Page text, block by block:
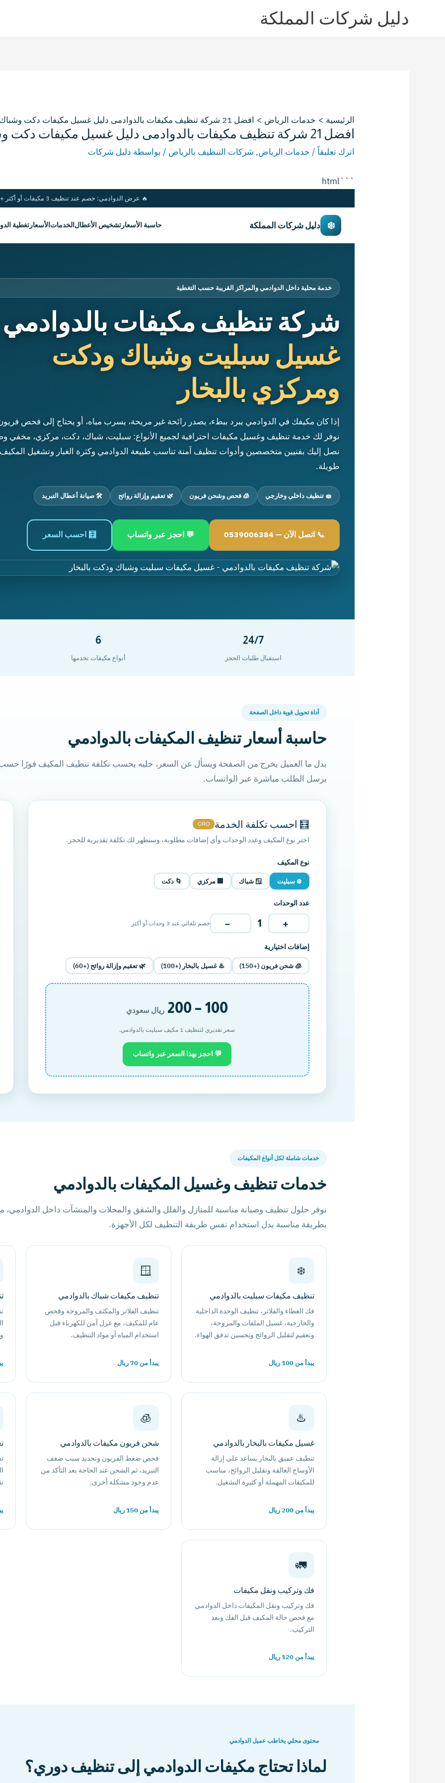
المحتوى
دليل شركات المملكة
الرئيسية خدمات الرياض افضل 21 شركة تنظيف مكيفات بالدوادمى دليل غسيل مكيفات دكت وشباك بالدوادمى
افضل 21 شركة تنظيف مكيفات بالدوادمى دليل غسيل مكيفات دكت وشباك بالدوادمى
اترك تعليقاً/ خدمات الرياض, شركات التنظيف بالرياض / بواسطة دليل شركات
```html
🔥 عرض الدوادمي: خصم عند تنظيف 3 مكيفات أو أكثر + فحص مبدئي لحالة التبريد قبل بدء العمل
❄️ دليل شركات المملكة حاسبة الأسعارتشخيص الأعطالالخدماتالأسعارتغطية
خدمة محلية داخل الدوادمي والمراكز القريبة حسب التغطية
شركة تنظيف مكيفات بالدوادمي
غسيل سبليت وشباك ودكت
ومركزي بالبخار
إذا كان مكيفك في الدوادمي يبرد ببطء، يصدر رائحة غير مريحة، يسرب مياه، أو يحتاج إلى فحص
نوفر لك خدمة تنظيف وغسيل مكيفات احترافية لجميع الأنواع: سبليت، شباك، دكت، مركزي، مخفي
نصل إليك بفنيين متخصصين وأدوات تنظيف آمنة تناسب طبيعة الدوادمي وكثرة الغبار وتشغيل
طويلة.
🧽 تنظيف داخلي وخارجي 🧊 فحص وشحن فريون 🌿 تعقيم وإزالة روائح 🛠️ صيانة أعطال التبريد
📞 اتصل الآن — 0539006384 💬 احجز عبر واتساب 🧮 احسب السعر
24/7
استقبال طلبات الحجز
6
أنواع مكيفات نخدمها
أداة تحويل قوية داخل الصفحة
حاسبة أسعار تنظيف المكيفات بالدوادمي
بدل ما العميل يخرج من الصفحة ويسأل عن السعر، خليه يحسب تكلفة تنظيف المكيف فورًا حسب
يرسل الطلب مباشرة عبر الواتساب.
🧮 احسب تكلفة الخدمة CRO
اختر نوع المكيف وعدد الوحدات وأي إضافات مطلوبة، وستظهر لك تكلفة تقديرية للحجز.
نوع المكيف
❄️ سبليت 🪟 شباك 🏢 مركزي 🌀 دكت
عدد الوحدات
+
1
− خصم تلقائي عند 3 وحدات أو أكثر
إضافات اختيارية
🧊 شحن فريون (+150) ♨️ غسيل بالبخار (+100) 🌿 تعقيم وإزالة روائح (+60)
100 – 200 ريال سعودي
سعر تقديري لتنظيف 1 مكيف سبليت بالدوادمي.
💬 احجز بهذا السعر عبر واتساب
خدمات شاملة لكل أنواع المكيفات
خدمات تنظيف وغسيل المكيفات بالدوادمي
نوفر حلول تنظيف وصيانة مناسبة للمنازل والفلل والشقق والمحلات والمنشآت داخل
بطريقة مناسبة بدل استخدام نفس طريقة التنظيف لكل الأجهزة.
❄️
تنظيف مكيفات سبليت بالدوادمي
فك الغطاء والفلاتر، تنظيف الوحدة الداخلية
والخارجية، غسيل الملفات والمروحة،
وتعقيم لتقليل الروائح وتحسين تدفق الهواء.
يبدأ من 100 ريال
🪟
تنظيف مكيفات شباك بالدوادمي
تنظيف الفلاتر والمكثف والمروحة وفحص
عام للمكيف، مع عزل آمن للكهرباء قبل
استخدام المياه أو مواد التنظيف.
يبدأ من 70 ريال
♨️
غسيل مكيفات بالبخار بالدوادمي
تنظيف عميق بالبخار يساعد على إزالة
الأوساخ العالقة وتقليل الروائح، مناسب
للمكيفات المهملة أو كثيرة التشغيل.
يبدأ من 200 ريال
🧊
شحن فريون مكيفات بالدوادمي
فحص ضغط الفريون وتحديد سبب ضعف
التبريد، ثم الشحن عند الحاجة بعد التأكد من
عدم وجود مشكلة أخرى.
يبدأ من 150 ريال
🚛
فك وتركيب ونقل مكيفات
فك وتركيب ونقل المكيفات داخل الدوادمي
مع فحص حالة المكيف قبل الفك وبعد
التركيب.
يبدأ من 120 ريال
محتوى محلي يخاطب عميل الدوادمي
لماذا تحتاج مكيفات الدوادمي إلى تنظيف دوري؟